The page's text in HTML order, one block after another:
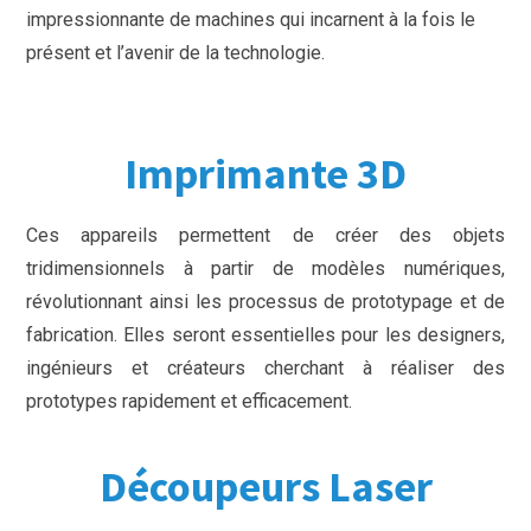
impressionnante de machines qui incarnent à la fois le
présent et l’avenir de la technologie.
Imprimante 3D
Ces appareils permettent de créer des objets
tridimensionnels à partir de modèles numériques,
révolutionnant ainsi les processus de prototypage et de
fabrication. Elles seront essentielles pour les designers,
ingénieurs et créateurs cherchant à réaliser des
prototypes rapidement et efficacement.
Découpeurs Laser